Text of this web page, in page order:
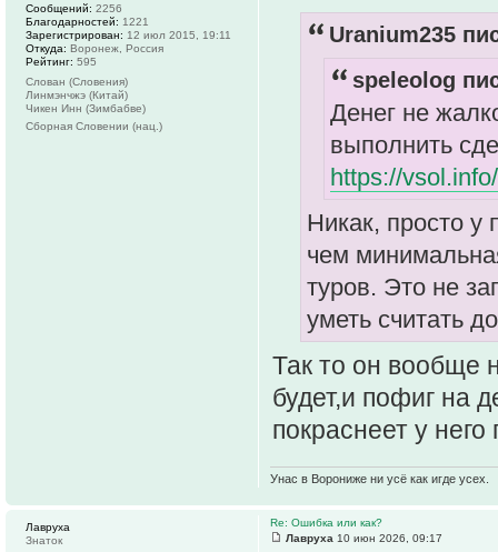
Uranium235
speleolog
Денег не
выполнить
https://
Никак, просто у
чем
туров. Это не
уметь считать
Так то он вообще
будет,и пофиг на
покраснеет у
Унас в Ворониже ни усё как игде усех.
Сообщений: 2256
Благодарностей: 1221
Зарегистрирован: 12 июл 2015, 19:11
Откуда: Воронеж, Россия
Рейтинг: 595
Слован (Словения)
Линмэнчжэ (Китай)
Чикен Инн (Зимбабве)
Сборная Словении (нац.)
Re: Ошибка или как?
Лавруха 10 июн 2026, 09:17
Лавруха
Знаток